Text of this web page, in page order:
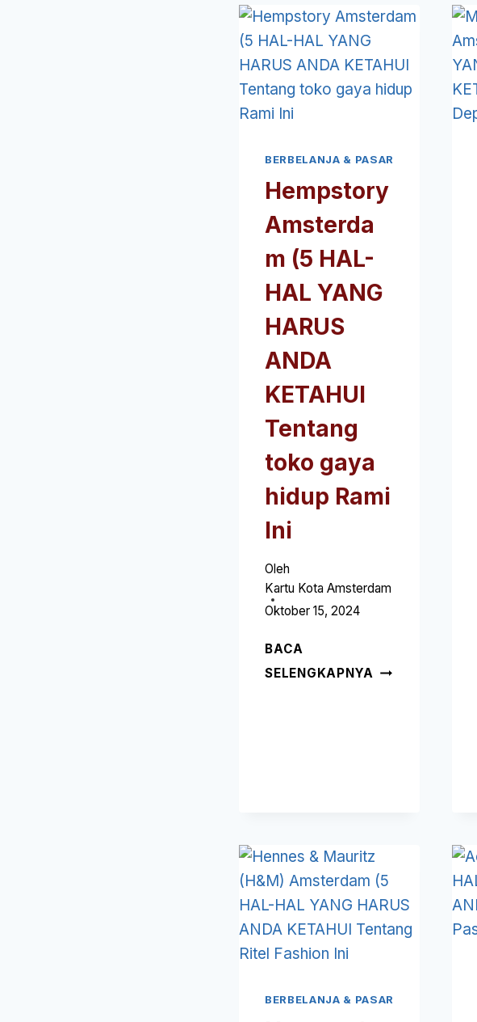
TENTANG
SNEAKER
INI
BERBELANJA & PASAR
Hempstory
Amsterda
m (5 HAL-
HAL YANG
HARUS
ANDA
KETAHUI
Tentang
toko gaya
hidup Rami
Ini
Oleh
Kartu Kota Amsterdam
Oktober 15, 2024
BACA
SELENGKAPNYA HEMPSTORY
TOKO
GAYA
HIDUP
RAMI
BERBELANJA & PASAR